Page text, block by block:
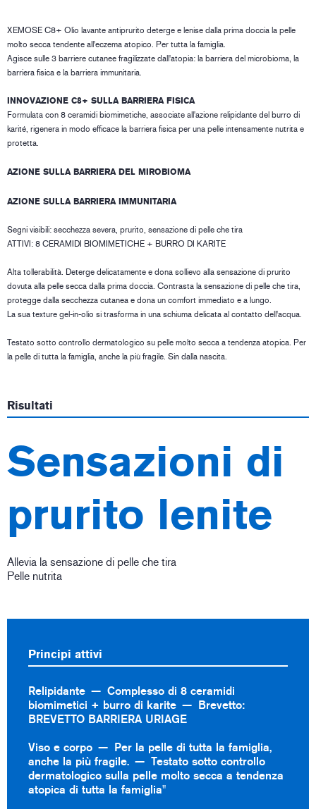
XEMOSE C8+ Olio lavante antiprurito deterge e lenise dalla prima doccia la pelle
molto secca tendente all'eczema atopico. Per tutta la famiglia.
Agisce sulle 3 barriere cutanee fragilizzate dall'atopia: la barriera del microbioma, la
barriera fisica e la barriera immunitaria.
INNOVAZIONE C8+ SULLA BARRIERA FISICA
Formulata con 8 ceramidi biomimetiche, associate all'azione relipidante del burro di
karité, rigenera in modo efficace la barriera fisica per una pelle intensamente nutrita e
protetta.
AZIONE SULLA BARRIERA DEL MIROBIOMA
AZIONE SULLA BARRIERA IMMUNITARIA
Segni visibili: secchezza severa, prurito, sensazione di pelle che tira
ATTIVI: 8 CERAMIDI BIOMIMETICHE + BURRO DI KARITE
Alta tollerabilità. Deterge delicatamente e dona sollievo alla sensazione di prurito
dovuta alla pelle secca dalla prima doccia. Contrasta la sensazione di pelle che tira,
protegge dalla secchezza cutanea e dona un comfort immediato e a lungo.
La sua texture gel-in-olio si trasforma in una schiuma delicata al contatto dell'acqua.
Testato sotto controllo dermatologico su pelle molto secca a tendenza atopica. Per
la pelle di tutta la famiglia, anche la più fragile. Sin dalla nascita.
Risultati
Sensazioni di
prurito lenite
Allevia la sensazione di pelle che tira
Pelle nutrita
Principi attivi
Relipidante
Complesso di 8 ceramidi
biomimetici + burro di karite
Brevetto:
BREVETTO BARRIERA URIAGE
Viso e corpo
Per la pelle di tutta la famiglia,
anche la più fragile.
Testato sotto controllo
dermatologico sulla pelle molto secca a tendenza
atopica di tutta la famiglia"